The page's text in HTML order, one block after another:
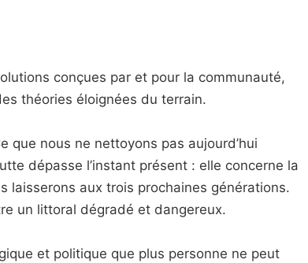
conçues par et pour la communauté,
théories éloignées du terrain.
que nous ne nettoyons pas aujourd’hui
dépasse l’instant présent : elle concerne la
laisserons aux trois prochaines générations.
un littoral dégradé et dangereux.
et politique que plus personne ne peut